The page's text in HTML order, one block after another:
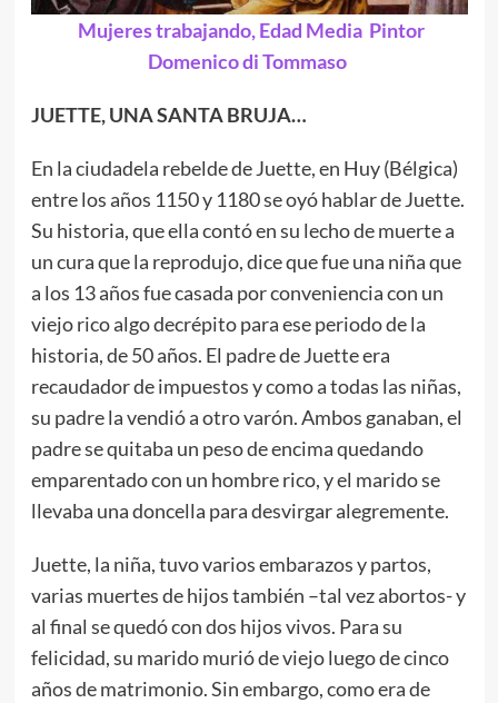
Mujeres trabajando, Edad Media Pintor
Domenico di Tommaso
JUETTE, UNA SANTA BRUJA…
En la ciudadela rebelde de Juette, en Huy (Bélgica)
entre los años 1150 y 1180 se oyó hablar de Juette.
Su historia, que ella contó en su lecho de muerte a
un cura que la reprodujo, dice que fue una niña que
a los 13 años fue casada por conveniencia con un
viejo rico algo decrépito para ese periodo de la
historia, de 50 años. El padre de Juette era
recaudador de impuestos y como a todas las niñas,
su padre la vendió a otro varón. Ambos ganaban, el
padre se quitaba un peso de encima quedando
emparentado con un hombre rico, y el marido se
llevaba una doncella para desvirgar alegremente.
Juette, la niña, tuvo varios embarazos y partos,
varias muertes de hijos también –tal vez abortos- y
al final se quedó con dos hijos vivos. Para su
felicidad, su marido murió de viejo luego de cinco
años de matrimonio. Sin embargo, como era de